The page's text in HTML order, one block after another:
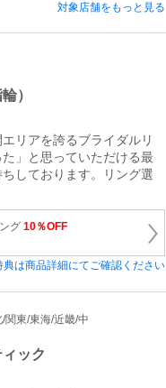
対象店舗をもっと見る
）
リアを誇るブライダルリ
」と思っていただける最
しております。リング選
グ 10％OFF
典は商品詳細にてご確認ください
関東/東海/近畿/中
ック